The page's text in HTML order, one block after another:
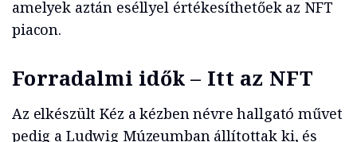
amelyek aztán eséllyel értékesíthetőek az NFT
piacon.
Forradalmi idők – Itt az NFT
Az elkészült Kéz a kézben névre hallgató művet
pedig a Ludwig Múzeumban állítottak ki, és